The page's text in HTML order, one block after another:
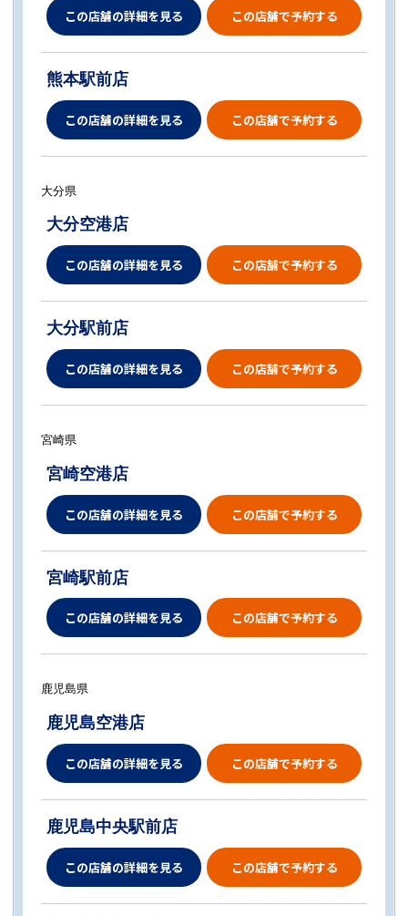
この店舗の詳細を見る この店舗で予約する
熊本駅前店
この店舗の詳細を見る この店舗で予約する
大分県
大分空港店
この店舗の詳細を見る この店舗で予約する
大分駅前店
この店舗の詳細を見る この店舗で予約する
宮崎県
宮崎空港店
この店舗の詳細を見る この店舗で予約する
宮崎駅前店
この店舗の詳細を見る この店舗で予約する
鹿児島県
鹿児島空港店
この店舗の詳細を見る この店舗で予約する
鹿児島中央駅前店
この店舗の詳細を見る この店舗で予約する